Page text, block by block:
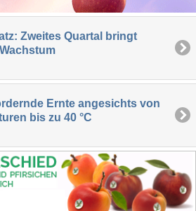
Zweites Quartal bringt
Ernte angesichts von
bis zu 40 °C